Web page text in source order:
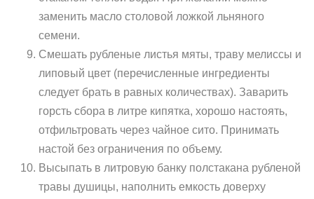
заменить масло столовой ложкой льняного
семени.
Смешать рубленые листья мяты, траву мелиссы и
липовый цвет (перечисленные ингредиенты
следует брать в равных количествах). Заварить
горсть сбора в литре кипятка, хорошо настоять,
отфильтровать через чайное сито. Принимать
настой без ограничения по объему.
Высыпать в литровую банку полстакана рубленой
травы душицы, наполнить емкость доверху